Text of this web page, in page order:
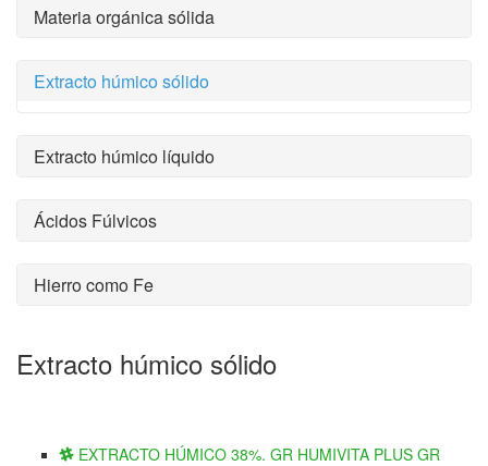
Materia orgánica sólida
Extracto húmico sólido
Extracto húmico líquido
Ácidos Fúlvicos
Hierro como Fe
Extracto húmico sólido
EXTRACTO HÚMICO 38%. GR HUMIVITA PLUS GR